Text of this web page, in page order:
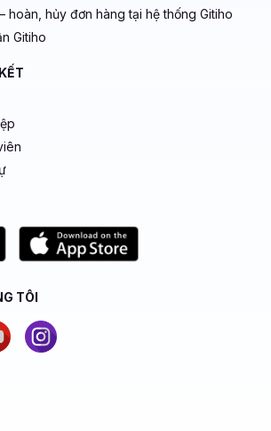
hoàn, hủy đơn hàng tại hệ thống Gitiho
Gitiho
TÔI